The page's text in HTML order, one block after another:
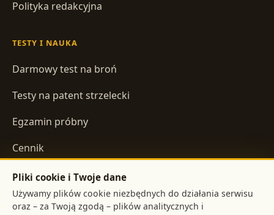
Polityka redakcyjna
TESTY I NAUKA
Darmowy test na broń
Testy na patent strzelecki
Egzamin próbny
Cennik
INFORMACJE
Regulamin
Pliki cookie i Twoje dane
Używamy plików cookie niezbędnych do działania serwisu
oraz – za Twoją zgodą – plików analitycznych i